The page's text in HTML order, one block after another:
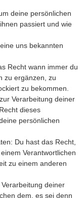
deine persönlichen
passiert und wie
uns bekannten
Recht wann immer du
zu ergänzen, zu
zu bekommen.
Verarbeitung deiner
dieses
persönlichen
Du hast das Recht,
Verantwortlichen
zu einem anderen
deiner
dem, es sei denn